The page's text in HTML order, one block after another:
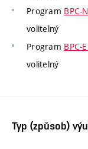
Program BPC-
volitelný
Program BPC-
volitelný
Typ (způsob)